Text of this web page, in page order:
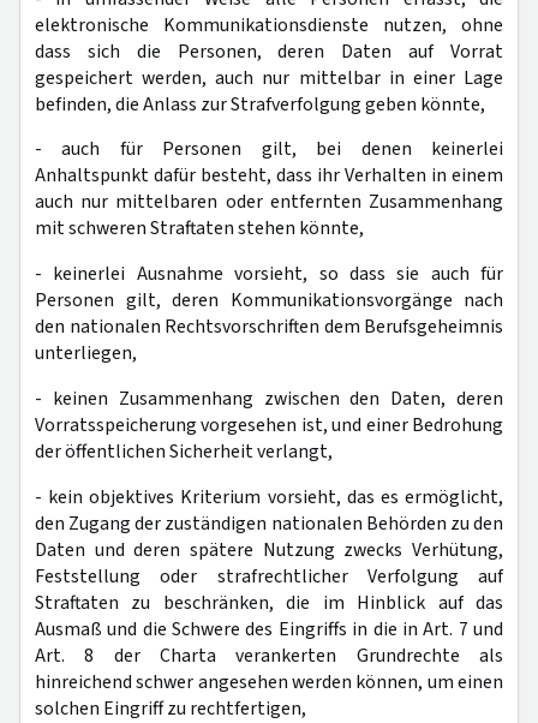
elektronische Kommunikationsdienste nutzen, ohne
dass sich die Personen, deren Daten auf Vorrat
gespeichert werden, auch nur mittelbar in einer Lage
befinden, die Anlass zur Strafverfolgung geben könnte,
- auch für Personen gilt, bei denen keinerlei
Anhaltspunkt dafür besteht, dass ihr Verhalten in einem
auch nur mittelbaren oder entfernten Zusammenhang
mit schweren Straftaten stehen könnte,
- keinerlei Ausnahme vorsieht, so dass sie auch für
Personen gilt, deren Kommunikationsvorgänge nach
den nationalen Rechtsvorschriften dem Berufsgeheimnis
unterliegen,
- keinen Zusammenhang zwischen den Daten, deren
Vorratsspeicherung vorgesehen ist, und einer Bedrohung
der öffentlichen Sicherheit verlangt,
- kein objektives Kriterium vorsieht, das es ermöglicht,
den Zugang der zuständigen nationalen Behörden zu den
Daten und deren spätere Nutzung zwecks Verhütung,
Feststellung oder strafrechtlicher Verfolgung auf
Straftaten zu beschränken, die im Hinblick auf das
Ausmaß und die Schwere des Eingriffs in die in Art. 7 und
Art. 8 der Charta verankerten Grundrechte als
hinreichend schwer angesehen werden können, um einen
solchen Eingriff zu rechtfertigen,